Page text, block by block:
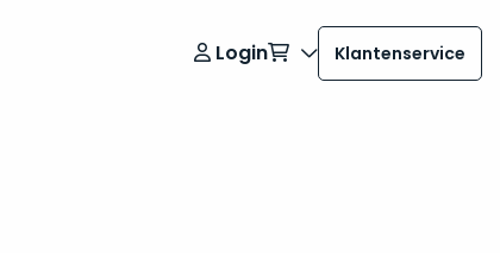
Login Klantenservice